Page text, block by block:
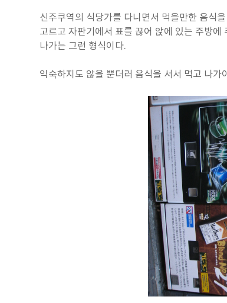
신주쿠역의 식당가를 다니면서 먹을만한 음식
고르고 자판기에서 표를 끊어 앉에 있는 주방
나가는 그런 형식이다.
익숙하지도 않을 뿐더러 음식을 서서 먹고 나